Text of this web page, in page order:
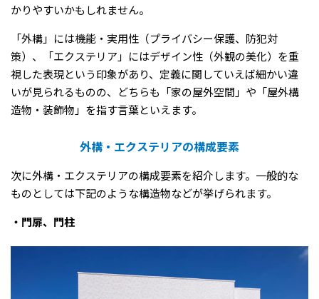
かりやすいかもしれません。
「外構」には機能・実用性（プライバシー保護、防犯対
策）、「エクステリア」にはデザイン性（外観の美化）を重
視した表現という印象があり、定義に関していえば細かい違
いが見られるものの、どちらも「家の屋外空間」や「屋外構
造物・装飾物」を指す言葉といえます。
外構・エクステリアの構成要素
次に外構・エクステリアの構成要素を紹介します。一般的な
ものとしては下記のような構造物などが挙げられます。
・門扉、門柱